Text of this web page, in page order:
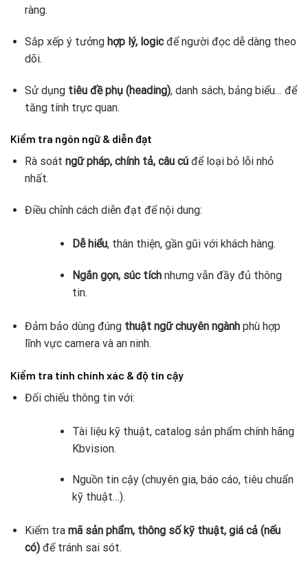
ràng.
Sắp xếp ý tưởng hợp lý, logicđể người đọc dễ dàng theo
dõi.
Sử dụng tiêu đề phụ (heading), danh sách, bảng biểu… để
tăng tính trực quan.
Kiểm tra ngôn ngữ & diễn đạt
Rà soát ngữ pháp, chính tả, câu cúđể loại bỏ lỗi nhỏ
nhất.
Điều chỉnh cách diễn đạt để nội dung:
Dễ hiểu, thân thiện, gần gũi với khách hàng.
Ngắn gọn, súc tíchnhưng vẫn đầy đủ thông
tin.
Đảm bảo dùng đúng thuật ngữ chuyên ngànhphù hợp
lĩnh vực camera và an ninh.
Kiểm tra tính chính xác & độ tin cậy
Đối chiếu thông tin với:
Tài liệu kỹ thuật, catalog sản phẩm chính hãng
Kbvision.
Nguồn tin cậy (chuyên gia, báo cáo, tiêu chuẩn
kỹ thuật…).
Kiểm tra mã sản phẩm, thông số kỹ thuật, giá cả (nếu
có)để tránh sai sót.